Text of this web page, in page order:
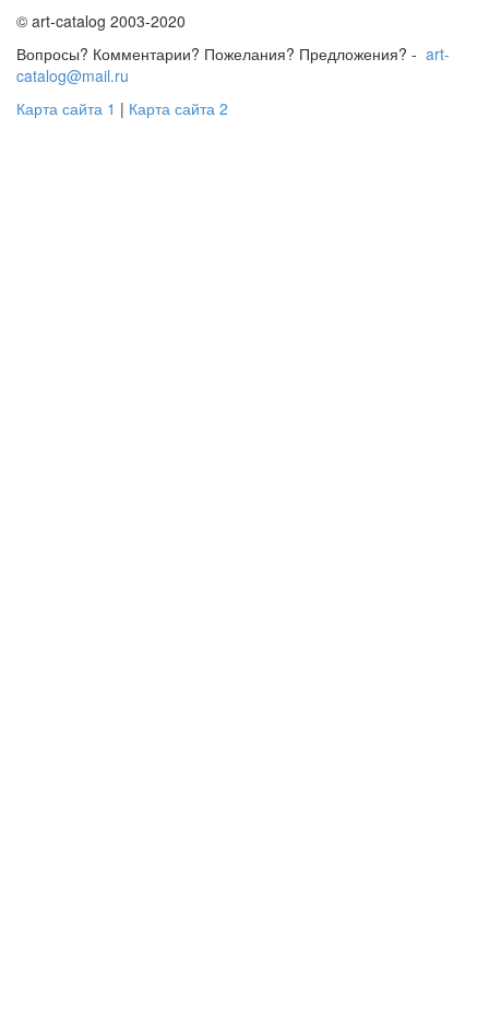
© art-catalog 2003-2020
Вопросы? Комментарии? Пожелания? Предложения? - art-
catalog@mail.ru
Карта сайта 1 | Карта сайта 2